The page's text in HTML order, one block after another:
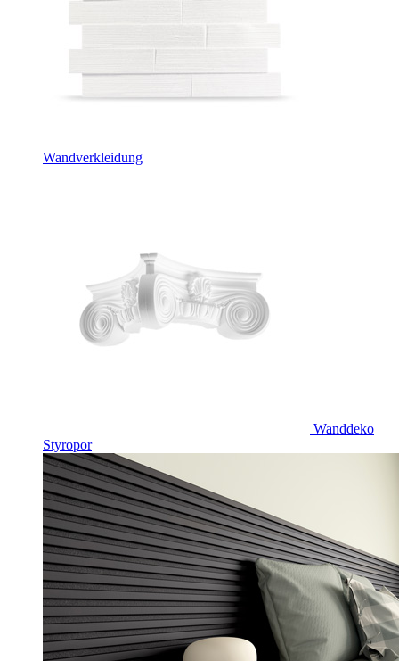
Wandverkleidung
Wanddeko
Styropor